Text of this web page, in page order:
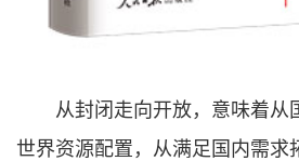
从封闭走向开放，意味着从
世界资源配置，从满足国内需求